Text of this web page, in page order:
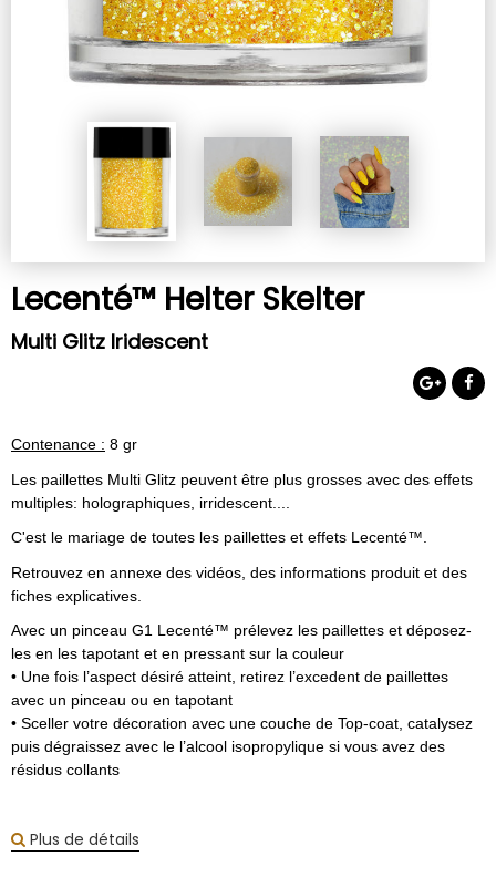
Lecenté™ Helter Skelter
Multi Glitz Iridescent
Contenance : 8 gr
Les paillettes Multi Glitz peuvent être plus grosses avec des effets
multiples: holographiques, irridescent....
C'est le mariage de toutes les paillettes et effets Lecenté™.
Retrouvez en annexe des vidéos, des informations produit et des
fiches explicatives.
Avec un pinceau G1 Lecenté™ prélevez les paillettes et déposez-
les en les tapotant et en pressant sur la couleur
• Une fois l’aspect désiré atteint, retirez l’excedent de paillettes
avec un pinceau ou en tapotant
• Sceller votre décoration avec une couche de Top-coat, catalysez
puis dégraissez avec le l’alcool isopropylique si vous avez des
résidus collants
Plus de détails